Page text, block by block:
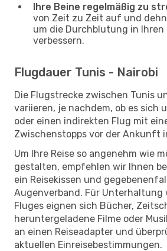
Ihre Beine regelmäßig zu
von Zeit zu Zeit auf und
um die Durchblutung in Ihren
verbessern.
Flugdauer Tunis - Nairobi
Die Flugstrecke zwischen Tunis
variieren, je nachdem, ob es sich
oder einen indirekten Flug mit
Zwischenstopps vor der Ankunft
Um Ihre Reise so angenehm wie
gestalten, empfehlen wir Ihnen
ein Reisekissen und
Augenverband. Für Unterhaltung
Fluges eignen sich Bücher,
heruntergeladene Filme oder
an einen Reiseadapter und
aktuellen Einreisebestimmungen.